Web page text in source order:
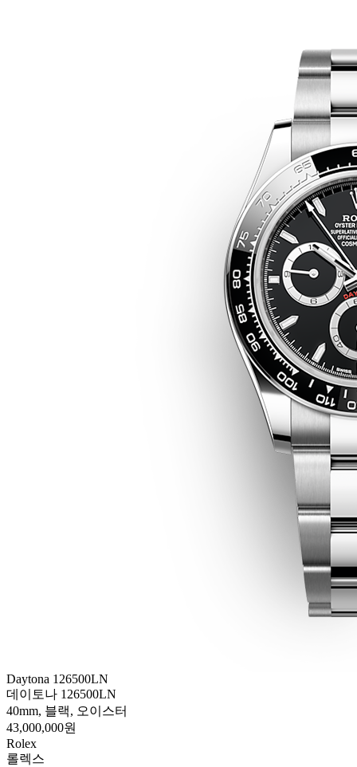
Daytona 126500LN
데이토나 126500LN
40mm, 블랙, 오이스터
43,000,000원
Rolex
롤렉스